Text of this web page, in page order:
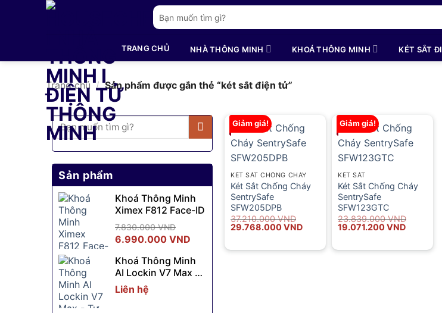
Tìm
kiếm:
TRANG CHỦ NHÀ THÔNG MINH KHOÁ THÔNG MINH KÉT SẮT
Trang chủ / Sản phẩm được gắn thẻ “két sắt điện tử”
Tìm
kiếm:
Sản phẩm
Khoá Thông Minh
Ximex F812 Face-ID
7.830.000VND
Giá
là:
7.830.000 VND.
6.990.000 VND
tại
là:
Khoá Thông Minh
AI Lockin V7 Max -
Tự Sạc Không Dây
Liên hệ
Giảm giá!
KÉT SẮT CHỐNG CHÁY
Két Sắt Chống Cháy
SentrySafe
SFW205DPB
37.210.000VND
Giá
37.210.000 VND.
29.768.000VNDGiá
là:
Giảm giá!
KÉT SẮT
Két Sắt Chống Cháy
SentrySafe
SFW123GTC
23.839.000VND
Giá
23.839.000 VND.
19.071.200VNDGiá
là: